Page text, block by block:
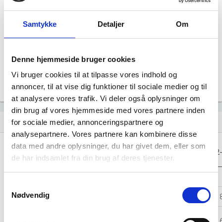
Samtykke Detaljer Om
Denne hjemmeside bruger cookies
Vi bruger cookies til at tilpasse vores indhold og
annoncer, til at vise dig funktioner til sociale medier og til
at analysere vores trafik. Vi deler også oplysninger om
din brug af vores hjemmeside med vores partnere inden
for sociale medier, annonceringspartnere og
analysepartnere. Vores partnere kan kombinere disse
data med andre oplysninger, du har givet dem, eller som
de har indsamlet fra din brug af deres tjenester.
Nødvendig
Årsrapporten 2023-09
Årsrapporten 2021-09
assignment Regnskaber
Resultat i 1000
DKK
2025-09 2024-09 2023-09
Bruttofortjeneste 11.793